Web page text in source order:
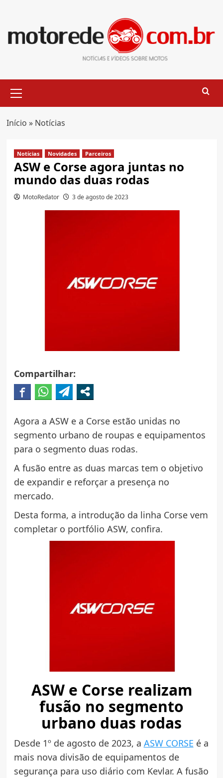
content
Menu
Início » Notícias
Notícias Novidades Parceiros
ASW e Corse agora juntas no
mundo das duas rodas
MotoRedator 3 de agosto de 2023
Compartilhar:
Agora a ASW e a Corse estão unidas no
segmento urbano de roupas e equipamentos
para o segmento duas rodas.
A fusão entre as duas marcas tem o objetivo
de expandir e reforçar a presença no
mercado.
Desta forma, a introdução da linha Corse vem
completar o portfólio ASW, confira.
ASW e Corse realizam
fusão no segmento
urbano duas rodas
Desde 1º de agosto de 2023, a ASW CORSE é a
mais nova divisão de equipamentos de
segurança para uso diário com Kevlar. A fusão